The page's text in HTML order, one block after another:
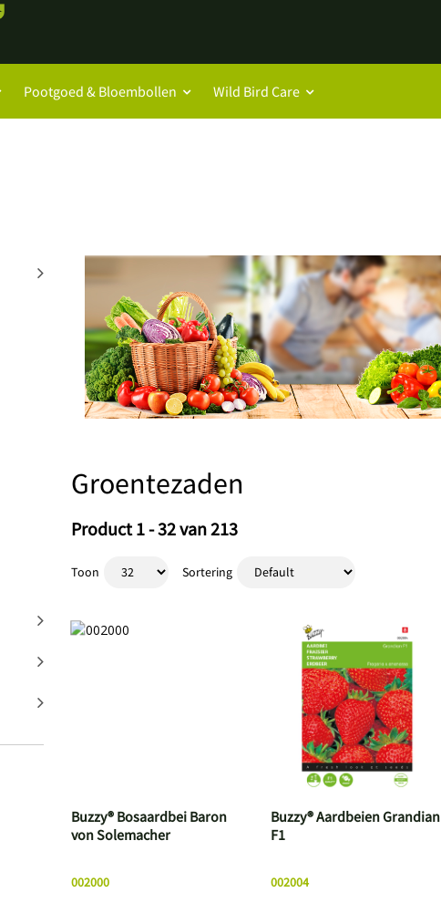
Pootgoed & Bloembollen Wild Bird Care
Groentezaden
Product 1 - 32 van 213
Toon Sortering
002000
Buzzy® Bosaardbei Baron
von Solemacher
002004
Buzzy® Aardbeien Grandian
F1